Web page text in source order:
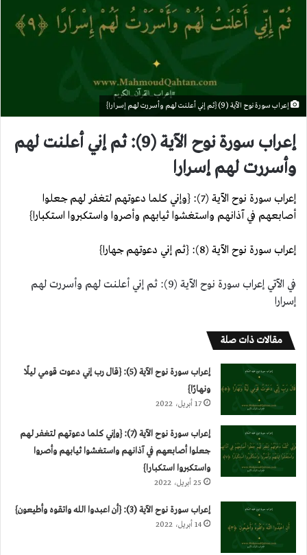
إعراب سورة نوح الآية (9) {ثم إني أعلنت لهم وأسررت لهم إسرارا}
إعراب سورة نوح الآية (9): ثم إني أعلنت لهم
وأسررت لهم إسرارا
إعراب سورة نوح الآية (7): {وإني كلما دعوتهم لتغفر لهم جعلوا
أصابعهم في آذانهم واستغشوا ثيابهم وأصروا واستكبروا استكبارا}
إعراب سورة نوح الآية (8): {ثم إني دعوتهم جهارا}
في الآتي إعراب سورة نوح الآية (9): ثم إني أعلنت لهم وأسررت لهم
إسرارا
مقالات ذات صلة
إعراب سورة نوح الآية (5): {قال رب إني دعوت قومي ليلًا
ونهارًا}
17 أبريل، 2022
إعراب سورة نوح الآية (7): {وإني كلما دعوتهم لتغفر لهم
جعلوا أصابعهم في آذانهم واستغشوا ثيابهم وأصروا
واستكبروا استكبارا}
25 أبريل، 2022
إعراب سورة نوح الآية (3): {أن اعبدوا الله واتقوه وأطيعون}
14 أبريل، 2022